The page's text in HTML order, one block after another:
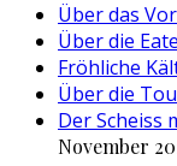
Über das
Über die
Fröhliche
Über die
Der Scheiss
November